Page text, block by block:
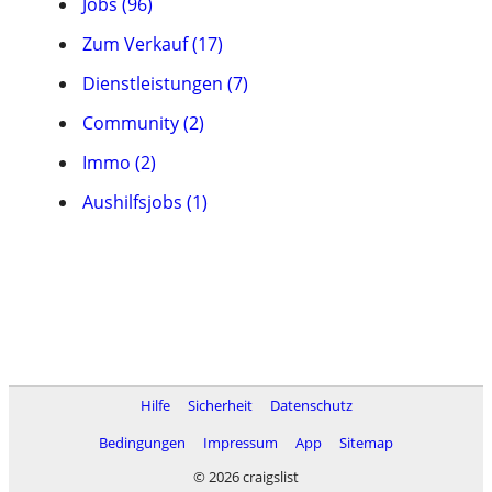
Zum Verkauf (17)
Dienstleistungen (7)
Community (2)
Immo (2)
Aushilfsjobs (1)
Hilfe Sicherheit
Datenschutz
Bedingungen
Impressum App
Sitemap
© 2026 craigslist